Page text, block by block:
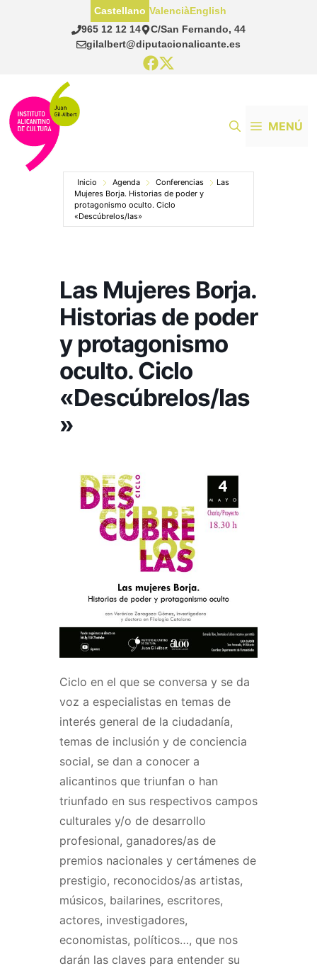
965 12 12 14
C/San Fernando, 44
gilalbert@diputacionalicante.es
Castellano ValenciàEnglish
MENÚ
Inicio Agenda Conferencias
Las
Mujeres Borja. Historias de poder y
protagonismo oculto. Ciclo
«Descúbrelos/las»
Las Mujeres Borja.
Historias de poder
y protagonismo
oculto. Ciclo
«Descúbrelos/las
»
Ciclo en el que se conversa y se da
voz a especialistas en temas de
interés general de la ciudadanía,
temas de inclusión y de conciencia
social, se dan a conocer a
alicantinos que triunfan o han
triunfado en sus respectivos campos
culturales y/o de desarrollo
profesional, ganadores/as de
premios nacionales y certámenes de
prestigio, reconocidos/as artistas,
músicos, bailarines, escritores,
actores, investigadores,
economistas, políticos…, que nos
darán las claves para entender su